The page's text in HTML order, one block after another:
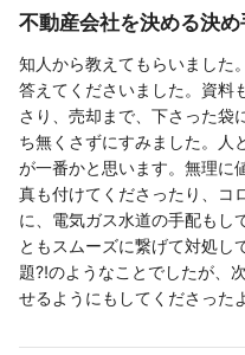
不動産会社を決める決
知人から教えてもらいました
答えてくださいました。資料
さり、売却まで、下さった袋
ち無くさずにすみました。人
が一番かと思います。無理に
真も付けてくださったり、コ
に、電気ガス水道の手配もし
ともスムーズに繋げて対処し
題⁈のようなことでしたが、
せるようにもしてくださった